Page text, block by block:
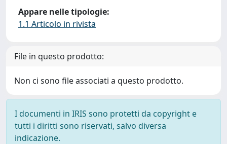
Appare nelle tipologie:
1.1 Articolo in rivista
File in questo prodotto:
Non ci sono file associati a questo prodotto.
I documenti in IRIS sono protetti da copyright e
tutti i diritti sono riservati, salvo diversa
indicazione.